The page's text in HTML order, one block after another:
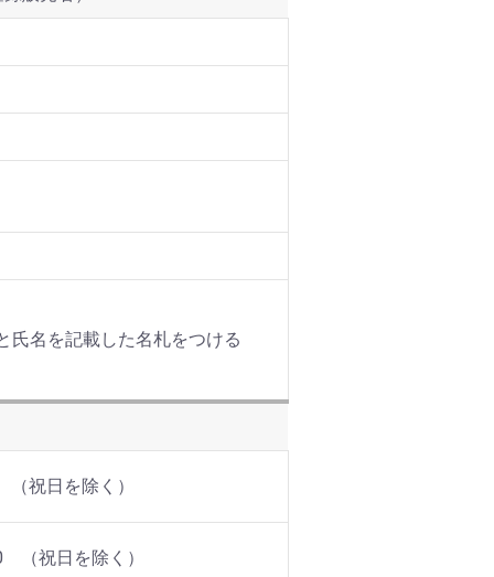
名を記載した名札をつける
祝日を除く）
祝日を除く）